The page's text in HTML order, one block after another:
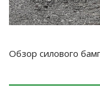
Обзор силового